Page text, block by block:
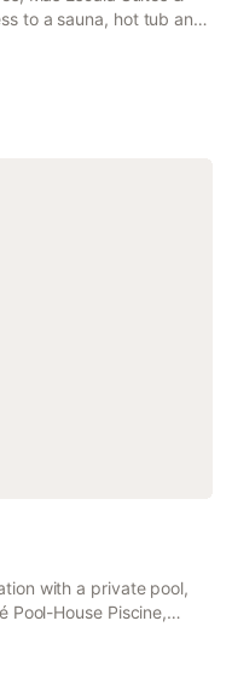
to a sauna, hot tub and
a year-round
with a private pool,
Pool-House Piscine,
This property
parking.